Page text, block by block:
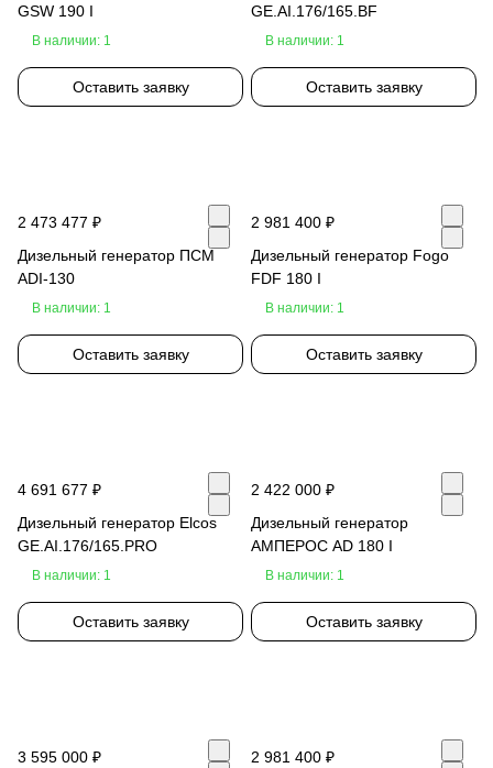
GSW 190 I
В наличии: 1
Оставить заявку
GE.AI.176/165.BF
В наличии: 1
Оставить заявку
2 473 477 ₽
Дизельный генератор ПСМ
ADI-130
В наличии: 1
Оставить заявку
2 981 400 ₽
Дизельный генератор Fogo
FDF 180 I
В наличии: 1
Оставить заявку
4 691 677 ₽
Дизельный генератор Elcos
GE.AI.176/165.PRO
В наличии: 1
Оставить заявку
2 422 000 ₽
Дизельный генератор
АМПЕРОС AD 180 I
В наличии: 1
Оставить заявку
3 595 000 ₽
2 981 400 ₽